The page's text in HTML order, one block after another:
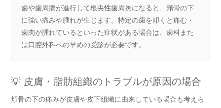
歯や歯周病が進行して根尖性歯周炎になると、頬骨の下
に強い痛みや腫れが生じます。特定の歯を叩くと痛む・
歯肉が腫れているといった症状がある場合は、歯科また
は口腔外科への早めの受診が必要です。
💡 皮膚・脂肪組織のトラブルが原因の場合
頬骨の下の痛みが皮膚や皮下組織に由来している場合も考えら